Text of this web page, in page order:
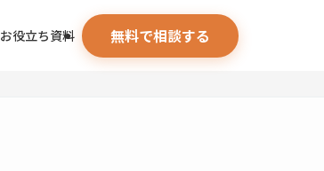
お役立ち資料 無料で相談する